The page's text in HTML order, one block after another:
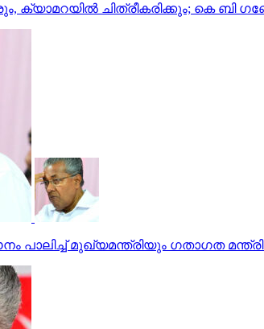
ക്യാമറയിൽ ചിത്രീകരിക്കും; കെ ബി
മുഖ്യമന്ത്രിയും ഗതാഗത